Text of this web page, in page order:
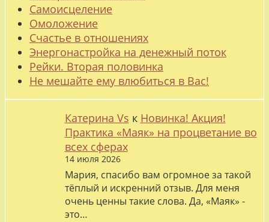
Самоисцеление
Омоложение
Счастье в отношениях
Энергонастройка на денежный поток
Рейки. Вторая половинка
Не мешайте ему влюбиться в Вас!
Катерина Vs к Новинка! Акция!
Практика «Маяк» на процветание во
всех сферах
14 июля 2026
Мария, спасибо вам огромное за такой
тёплый и искренний отзыв. Для меня
очень ценны такие слова. Да, «Маяк» -
это…